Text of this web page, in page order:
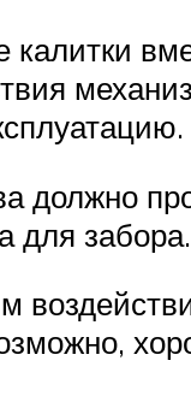
должно
для забора.